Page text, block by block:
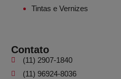
Tintas e Vernizes
Contato
(11) 2907-1840
(11) 96924-8036